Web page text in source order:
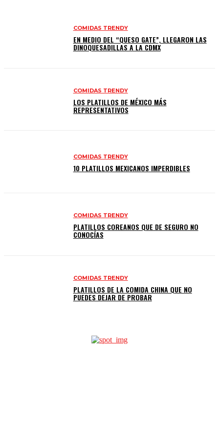
COMIDAS TRENDY
EN MEDIO DEL “QUESO GATE”, LLEGARON LAS
DINOQUESADILLAS A LA CDMX
COMIDAS TRENDY
LOS PLATILLOS DE MÉXICO MÁS
REPRESENTATIVOS
COMIDAS TRENDY
10 PLATILLOS MEXICANOS IMPERDIBLES
COMIDAS TRENDY
PLATILLOS COREANOS QUE DE SEGURO NO
CONOCÍAS
COMIDAS TRENDY
PLATILLOS DE LA COMIDA CHINA QUE NO
PUEDES DEJAR DE PROBAR